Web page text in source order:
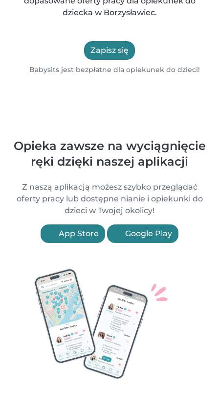
dziecka w Borzysławiec.
Zapisz się
Babysits jest bezpłatne dla opiekunek do dzieci!
Opieka zawsze na wyciągnięcie
ręki dzięki naszej aplikacji
Z naszą aplikacją możesz szybko przeglądać
oferty pracy lub dostępne nianie i opiekunki do
dzieci w Twojej okolicy!
App Store Google Play